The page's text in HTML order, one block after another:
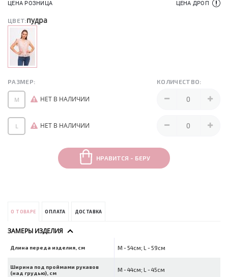
ЦЕНА РОЗНИЦА
ЦЕНА ДРОП
ЦВЕТ:пудра
РАЗМЕР: КОЛИЧЕСТВО:
M НЕТ В НАЛИЧИИ
L НЕТ В НАЛИЧИИ
НРАВИТСЯ - БЕРУ
О ТОВАРЕ ОПЛАТА ДОСТАВКА
ЗАМЕРЫ ИЗДЕЛИЯ
Длина переда изделия, см M - 54см; L - 59см
Ширина под проймами рукавов
(над грудью), см
M - 44см; L - 45см